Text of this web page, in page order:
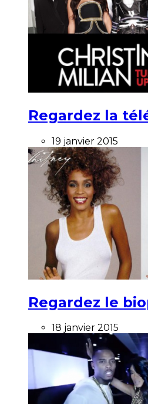
Regardez la
19 janvier 2015
Regardez le
18 janvier 2015